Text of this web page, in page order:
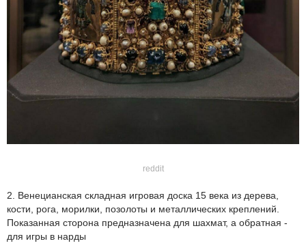
reddit
2. Венецианская складная игровая доска 15 века из дерева,
кости, рога, морилки, позолоты и металлических креплений.
Показанная сторона предназначена для шахмат, а обратная -
для игры в нарды